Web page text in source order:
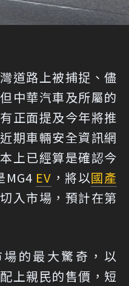
道路上被捕捉、儘
中華汽車及所屬的
正面提及今年將推
期車輛安全資訊網
上已經算是確認今
MG4 EV ，將以國產
入市場，預計在第
的最大驚奇，以
上親民的售價，短